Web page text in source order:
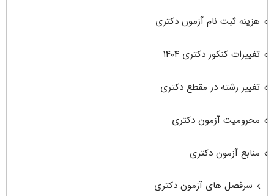
هزینه ثبت نام آزمون دکتری
تغییرات کنکور دکتری ۱۴۰۴
تغییر رشته در مقطع دکتری
محرومیت آزمون دکتری
منابع آزمون دکتری
سرفصل های آزمون دکتری